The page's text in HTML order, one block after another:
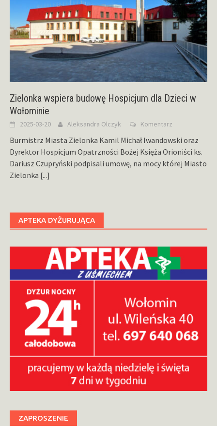
Zielonka wspiera budowę Hospicjum dla Dzieci w
Wołominie
2025-03-20 Aleksandra Olczyk Komentarz
Burmistrz Miasta Zielonka Kamil Michał Iwandowski oraz
Dyrektor Hospicjum Opatrzności Bożej Księża Orioniści ks.
Dariusz Czupryński podpisali umowę, na mocy której Miasto
Zielonka [...]
APTEKA DYŻURUJĄCA
ZAPROSZENIE